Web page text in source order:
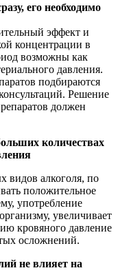
его необходимо
эффект и
концентрации в
возможны как
давления.
подбираются
Решение
должен
количествах
видов алкоголя, по
положительное
употребление
увеличивает
кровяного давление
осложнений.
не влияет на